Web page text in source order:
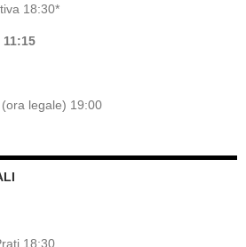
18:30*
11:15
legale) 19:00
18:30